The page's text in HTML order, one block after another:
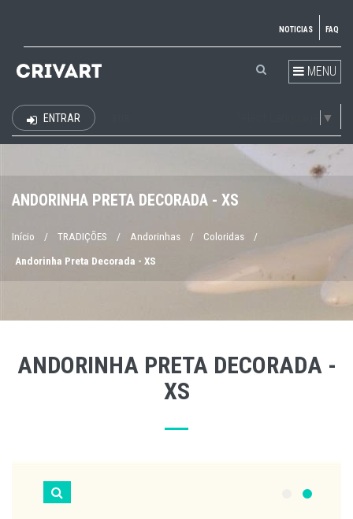
NOTICIAS FAQ
MENU
▼
ENTRAR
ANDORINHA PRETA DECORADA - XS
Início / TRADIÇÕES / Andorinhas / Coloridas /
Andorinha Preta Decorada - XS
ANDORINHA PRETA DECORADA -
XS